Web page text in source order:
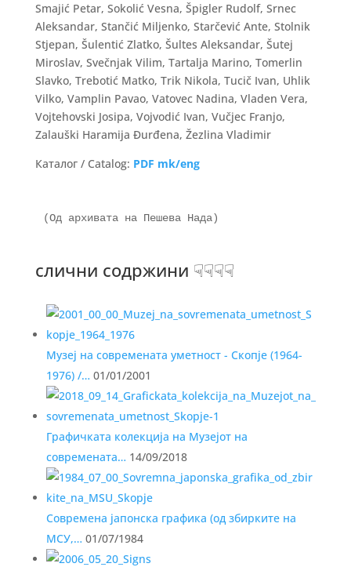
Smajić Petar, Sokolić Vesna, Špigler Rudolf, Srnec
Aleksandar, Stančić Miljenko, Starčević Ante, Stolnik
Stjepan, Šulentić Zlatko, Šultes Aleksandar, Šutej
Miroslav, Svečnjak Vilim, Tartalja Marino, Tomerlin
Slavko, Trebotić Matko, Trik Nikola, Tucič Ivan, Uhlik
Vilko, Vamplin Pavao, Vatovec Nadina, Vladen Vera,
Vojtehovski Josipa, Vojvodić Ivan, Vučjec Franjo,
Zalauški Haramija Đurđena, Žezlina Vladimir
Каталог / Catalog: PDF mk/eng
(Од архивата на Пешева Нада)
слични содржини ☟☟☟☟
Музеј на современата уметност - Скопје (1964-
1976) /… 01/01/2001
Графичката колекција на Музејот на
современата… 14/09/2018
Современа јапонска графика (од збирките на
МСУ,… 01/07/1984